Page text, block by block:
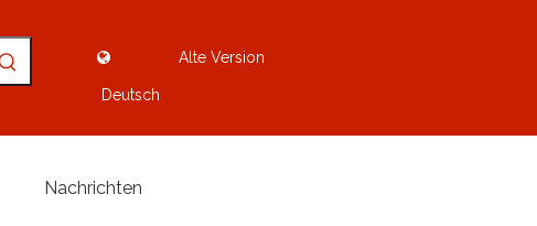
Deutsch
Alte Version
Nachrichten